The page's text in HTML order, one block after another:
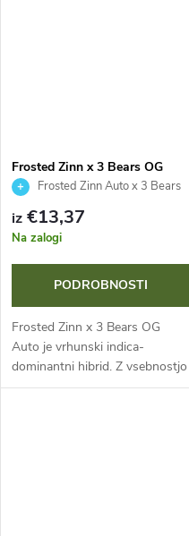
Frosted Zinn x 3 Bears OG
Auto - Barney's Farm
Frosted Zinn Auto x 3 Bears
Auto
iz €13,37
Na zalogi
PODROBNOSTI
Frosted Zinn x 3 Bears OG
Auto je vrhunski indica-
dominantni hibrid. Z vsebnostjo
THC ~24 % in ciklom 70-75 dni